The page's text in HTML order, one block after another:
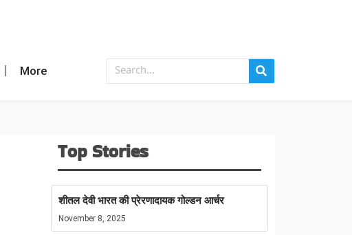
More
Top Stories
शीतल देवी भारत की प्रेरणादायक गोल्डन आर्चर
November 8, 2025